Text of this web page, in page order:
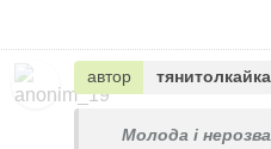
автор тянитолкайка
Молода і